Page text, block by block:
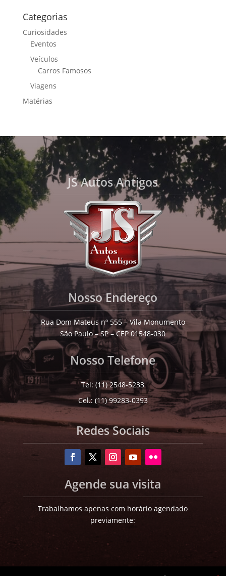
Categorias
Curiosidades
Eventos
Veículos
Carros Famosos
Viagens
Matérias
JS Autos Antigos
Nosso Endereço
Rua Dom Mateus nº 555 – Vila Monumento
São Paulo – SP – CEP 01548-030
Nosso Telefone
Tel: (11) 2548-5233
Cel.: (11) 99283-0393
Redes Sociais
Agende sua visita
Trabalhamos apenas com horário agendado
previamente: